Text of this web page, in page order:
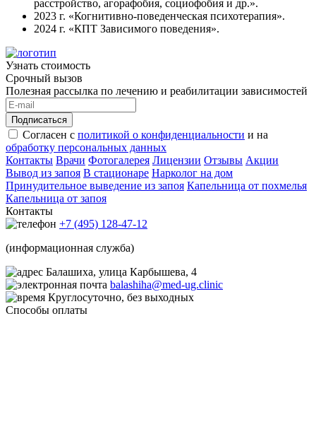
расстройство, агорафобия, социофобия и др.».
2023 г. «Когнитивно-поведенческая психотерапия».
2024 г. «КПТ Зависимого поведения».
Узнать стоимость
Срочный вызов
Полезная рассылка по лечению и реабилитации зависимостей
Подписаться
Согласен с политикой о конфиденциальности и на
обработку персональных данных
Контакты Врачи Фотогалерея Лицензии Отзывы Акции
Вывод из запоя В стационаре Нарколог на дом
Принудительное выведение из запоя Капельница от похмелья
Капельница от запоя
Контакты
+7 (495) 128-47-12
(информационная служба)
Балашиха, улица Карбышева, 4
balashiha@med-ug.clinic
Круглосуточно, без выходных
Способы оплаты